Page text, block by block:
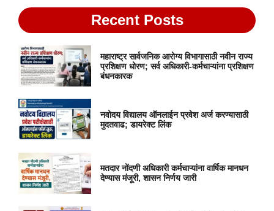
Recent Posts
महाराष्ट्र सार्वजनिक आरोग्य विभागासाठी नवीन राज्य
प्रशिक्षण धोरण; सर्व अधिकारी-कर्मचाऱ्यांना प्रशिक्षण
बंधनकारक
नवोदय विद्यालय ऑनलाईन प्रवेश अर्ज करण्यासाठी
मुदतवाढ; डायरेक्ट लिंक
मतदार नोंदणी अधिकारी कर्मचाऱ्यांना वार्षिक मानधन
देण्यास मंजूरी, शासन निर्णय जारी